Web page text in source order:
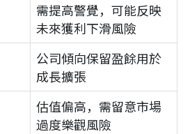
需提高警覺，可能反映
未來獲利下滑風險
公司傾向保留盈餘用於
成長擴張
估值偏高，需留意市場
過度樂觀風險